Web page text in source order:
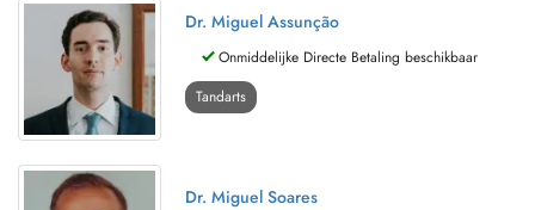
Dr. Miguel Assunção
Onmiddelijke Directe Betaling beschikbaar
Tandarts
Dr. Miguel Soares